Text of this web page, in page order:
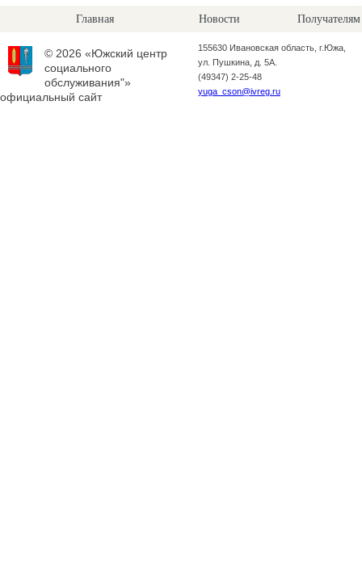
Главная Новости Получателям
© 2026 «Южский центр
социального
обслуживания"»
официальный сайт
155630 Ивановская область, г.Южа,
ул. Пушкина, д. 5А.
(49347) 2-25-48
yuga_cson@ivreg.ru